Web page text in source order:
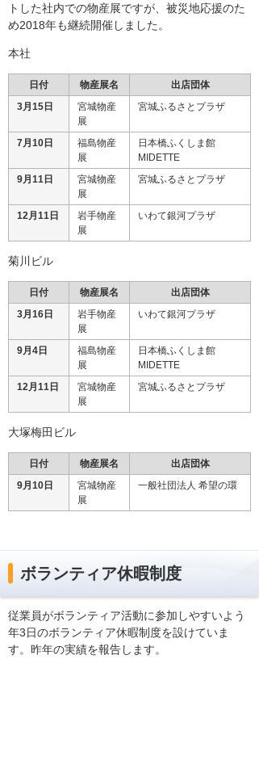
トした社内での物産展ですが、被災地応援のた
め2018年も継続開催しました。
本社
日付 物産展名
出店団体
3月15日
宮城物産
展
宮城ふるさとプラザ
7月10日
福島物産
展
日本橋ふくしま館
MIDETTE
9月11日
宮城物産
展
宮城ふるさとプラザ
12月11日
岩手物産
展
いわて銀河プラザ
菊川ビル
日付 物産展名
出店団体
3月16日
岩手物産
展
いわて銀河プラザ
9月4日
福島物産
展
日本橋ふくしま館
MIDETTE
12月11日
宮城物産
展
宮城ふるさとプラザ
大塚梅田ビル
日付 物産展名
出店団体
9月10日
宮城物産
展
一般社団法人 希望の環
ボランティア休暇制度
従業員がボランティア活動に参加しやすいよう
年3日のボランティア休暇制度を設けていま
す。昨年の実績を報告します。